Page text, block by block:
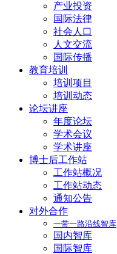
产业投资
国际法律
社会人口
人文交流
国际传播
教育培训
培训项目
培训动态
论坛讲座
年度论坛
学术会议
学术讲座
博士后工作站
工作站概况
工作站动态
通知公告
对外合作
一带一路沿线智库
国内智库
国际智库